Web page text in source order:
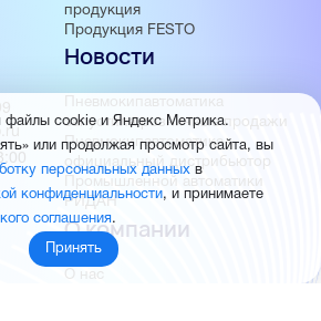
продукция
Продукция FESTO
Новости
Пневмокипавтоматика
запустила розничные продажи
Пневмокипавтоматика –
официальный дистрибьютор
Промышленной автоматики
РИДАН
О компании
О нас
файлы cookie и Яндекс Метрика.
или продолжая просмотр сайта, вы
персональных данных в
конфиденциальности, и принимаете
соглашения.
Принять